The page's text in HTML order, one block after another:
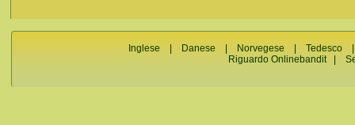
Inglese Danese Norvegese |Tedesco
Riguardo Onlinebandit|